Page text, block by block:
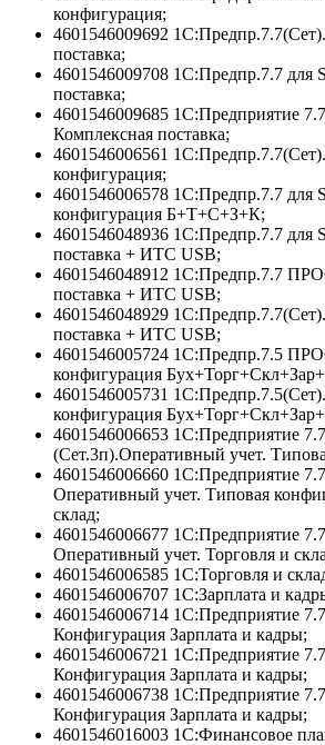
конфигурация;
4601546009692
поставка;
4601546009708 1С:Предпр.7.7 для
поставка;
4601546009685 1С:Предприятие
Комплексная поставка;
4601546006561
конфигурация;
4601546006578 1С:Предпр.7.7 для
конфигурация Б+Т+С+З+К;
4601546048936 1С:Предпр.7.7 для
поставка + ИТС USB;
4601546048912 1С:Предпр.7.7
поставка + ИТС USB;
4601546048929
поставка + ИТС USB;
4601546005724 1С:Предпр.7.5
конфигурация
4601546005731
конфигурация
4601546006653 1С:Предприятие 7.7
(Сет.3п).Оперативный учет.
4601546006660 1С:Предприятие 7.7
Оперативный учет. Типовая
склад;
4601546006677 1С:Предприятие
Оперативный учет. Торговля и
4601546006585 1С:Торговля и
4601546006707 1С:Зарплата и
4601546006714 1С:Предприятие
Конфигурация Зарплата и кадры;
4601546006721 1С:Предприятие
Конфигурация Зарплата и кадры;
4601546006738 1С:Предприятие
Конфигурация Зарплата и кадры;
4601546016003 1С:Финансовое